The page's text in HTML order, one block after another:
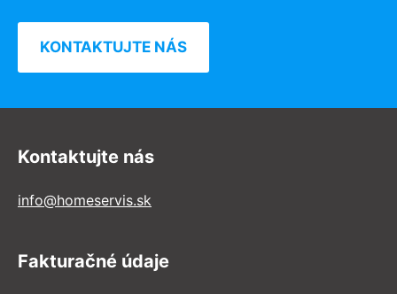
KONTAKTUJTE NÁS
Kontaktujte nás
info@homeservis.sk
Fakturačné údaje